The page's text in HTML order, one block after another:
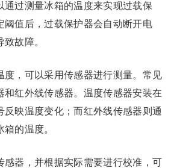
通过测量冰箱的温度来实现过载保
阈值后，过载保护器会自动断开电
故障。
度，可以采用传感器进行测量。常见
和红外线传感器。温度传感器安装在
反映温度变化；而红外线传感器则通
的温度。
感器，并根据实际需要进行校准，可